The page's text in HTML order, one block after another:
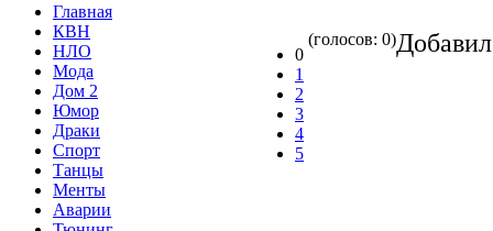
Главная
КВН
НЛО
Мода
Дом 2
Юмор
Драки
Спорт
Танцы
Менты
Аварии
0
1
2
3
4
5
(голосов: 0)